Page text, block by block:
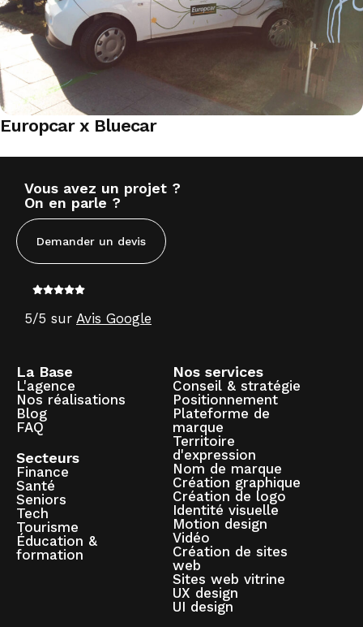
Europcar x Bluecar
Vous avez un projet ?
On en parle ?
Demander un devis
5/5 sur Avis Google
La Base
L'agence
Nos réalisations
Blog
FAQ
Secteurs
Finance
Santé
Seniors
Tech
Tourisme
Éducation &
formation
Nos services
Conseil & stratégie
Positionnement
Plateforme de
marque
Territoire
d'expression
Nom de marque
Création graphique
Création de logo
Identité visuelle
Motion design
Vidéo
Création de sites
web
Sites web vitrine
UX design
UI design